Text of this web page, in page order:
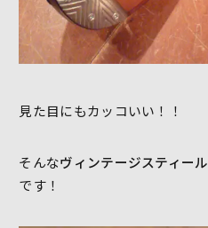
見た目にもカッコいい！！
そんなヴィンテージスティール
です！